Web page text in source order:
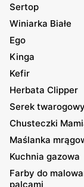
Sertop
Winiarka Białe
Ego
Kinga
Kefir
Herbata Clipper
Serek twarogowy
Chusteczki
Maślanka
Kuchnia gazowa
Farby do
palcami